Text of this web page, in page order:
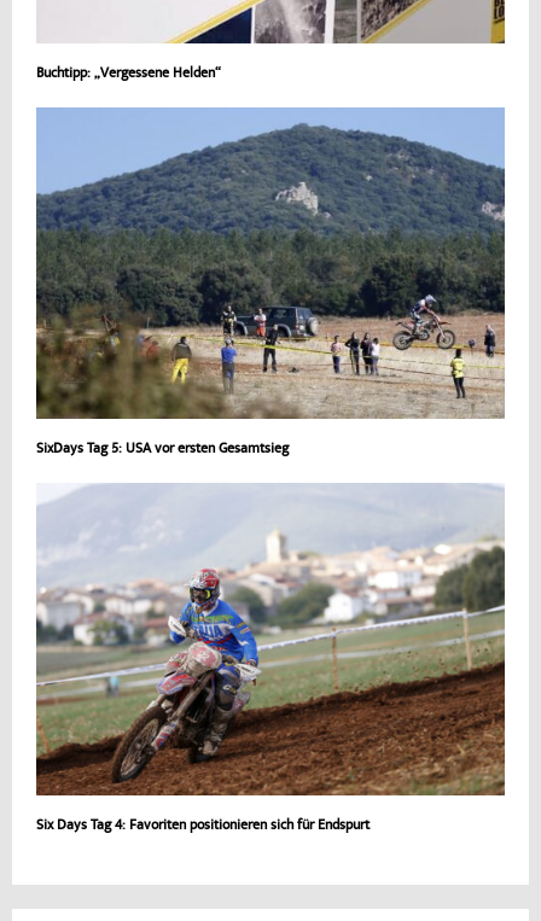
Buchtipp: „Vergessene Helden“
SixDays Tag 5: USA vor ersten Gesamtsieg
Six Days Tag 4: Favoriten positionieren sich für Endspurt